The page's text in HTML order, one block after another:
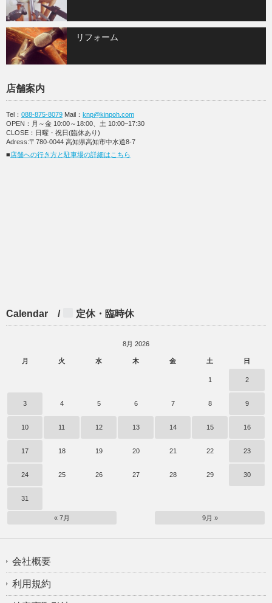
リフォーム
店舗案内
Tel： 088-875-8079 Mail： knp@kinpoh.com
OPEN：月～金 10:00～18:00、土 10:00~17:30
CLOSE：日曜・祝日(臨休あり)
Adress:〒780-0044 高知県高知市中水道8-7
■店舗への行き方と駐車場の詳細はこちら
Calendar / 定休・臨時休
8月 2026
月 火 水 木 金 土 日
1 2
3 4 5 6 7 8 9
10 11 12 13 14 15 16
17 18 19 20 21 22 23
24 25 26 27 28 29 30
31
« 7月 9月 »
会社概要
利用規約